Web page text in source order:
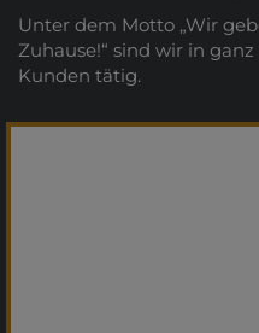
Unter dem Motto „Wir
Zuhause!“ sind wir in
Kunden tätig.